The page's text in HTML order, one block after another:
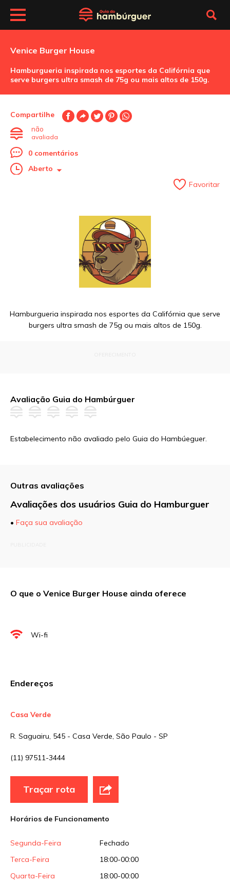
Venice Burger House
Hamburgueria inspirada nos esportes da Califórnia que
serve burgers ultra smash de 75g ou mais altos de 150g.
Compartilhe
não
avaliada
0 comentários
Aberto
Favoritar
Hamburgueria inspirada nos esportes da Califórnia que serve
burgers ultra smash de 75g ou mais altos de 150g.
Avaliação Guia do Hambúrguer
Estabelecimento não avaliado pelo Guia do Hambúeguer.
Outras avaliações
Avaliações dos usuários Guia do Hamburguer
• Faça sua avaliação
Nome
Sua avaliação
O que o Venice Burger House ainda oferece
Wi-fi
Endereços
Casa Verde
R. Saguairu, 545 - Casa Verde, São Paulo - SP
(11) 97511-3444
Traçar rota
Horários de Funcionamento
Segunda-Feira
Fechado
Terca-Feira
18:00-00:00
Quarta-Feira
18:00-00:00